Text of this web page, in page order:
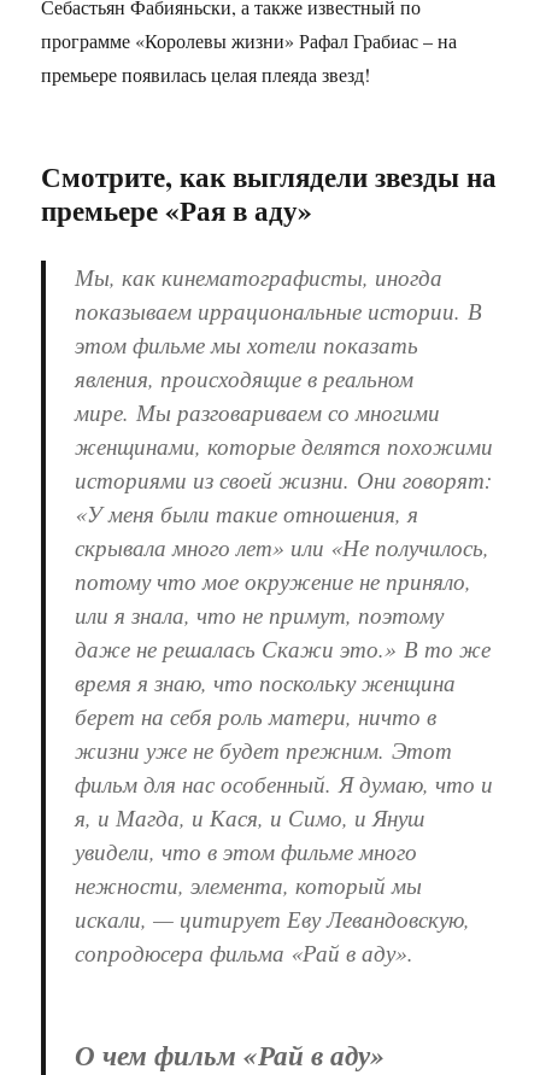
Себастьян Фабияньски, а также известный по
программе «Королевы жизни» Рафал Грабиас – на
премьере появилась целая плеяда звезд!
Смотрите, как выглядели звезды на
премьере «Рая в аду»
Мы, как кинематографисты, иногда
показываем иррациональные истории.В
этом фильме мы хотели показать
явления, происходящие в реальном
мире.Мы разговариваем со многими
женщинами, которые делятся похожими
историями из своей жизни. Они говорят:
«У меня были такие отношения, я
скрывала много лет» или «Не получилось,
потому что мое окружение не приняло,
или я знала, что не примут, поэтому
даже не решалась Скажи это.»В то же
время я знаю, что поскольку женщина
берет на себя роль матери, ничто в
жизни уже не будет прежним. Этот
фильм для нас особенный.Я думаю, что и
я, и Магда, и Кася, и Симо, и Януш
увидели, что в этом фильме много
нежности, элемента, который мы
искали, — цитирует Еву Левандовскую,
сопродюсера фильма «Рай в аду».
О чем фильм «Рай в аду»